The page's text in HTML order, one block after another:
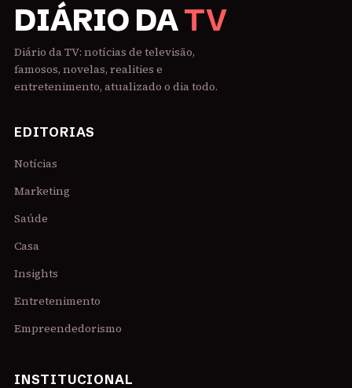
DIÁRIO DATV
Diário da TV: notícias de televisão,
famosos, novelas, realities e
entretenimento, atualizado o dia todo.
EDITORIAS
Notícias
Marketing
Saúde
Casa
Insights
Entretenimento
Empreendedorismo
INSTITUCIONAL